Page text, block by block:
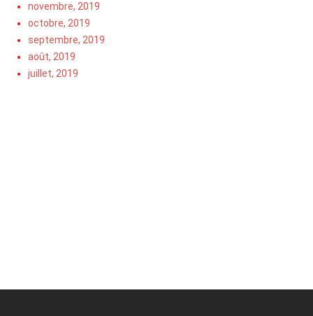
novembre, 2019
octobre, 2019
septembre, 2019
août, 2019
juillet, 2019